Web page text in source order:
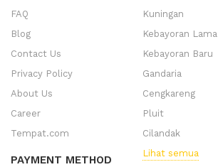
FAQ
Blog
Contact Us
Privacy Policy
About Us
Career
Tempat.com
PAYMENT METHOD
Kuningan
Kebayoran Lama
Kebayoran Baru
Gandaria
Cengkareng
Pluit
Cilandak
Lihat semua